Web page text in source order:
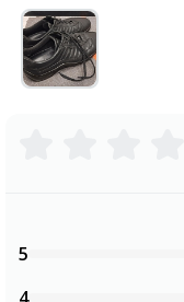
5